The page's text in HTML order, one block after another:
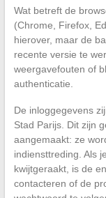
Wat betreft de
(Chrome, Firefox,
hierover, maar de
recente versie te
weergavefouten of
authenticatie.
De inloggegevens
Stad Parijs. Dit zijn
aangemaakt: ze
indiensttreding. Als
kwijtgeraakt, is de
contacteren of de